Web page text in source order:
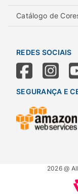
Catálogo de
REDES SOCIAIS
SEGURANÇA E
2026 @